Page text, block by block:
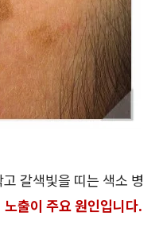
갈색빛을 띠는 색소 병
출이 주요 원인입니다.